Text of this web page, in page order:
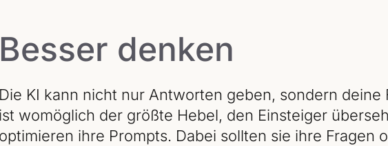
Besser denken
Die KI kann nicht nur Antworten geben, sondern deine
ist womöglich der größte Hebel, den Einsteiger
optimieren ihre Prompts. Dabei sollten sie ihre Fragen